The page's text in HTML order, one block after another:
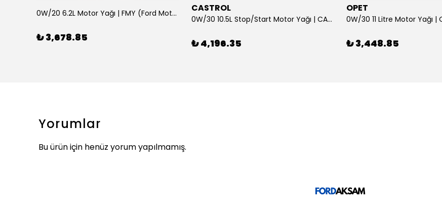
0W/20 6.2L Motor Yağı | FMY (Ford Motor Yağları)
₺ 3,678.85
CASTROL
0W/30 10.5L Stop/Start Motor Yağı | CASTROL
₺ 4,196.35
OPET
0W/30 11 Litre Motor Yağı |
₺ 3,448.85
Yorumlar
Bu ürün için henüz yorum yapılmamış.